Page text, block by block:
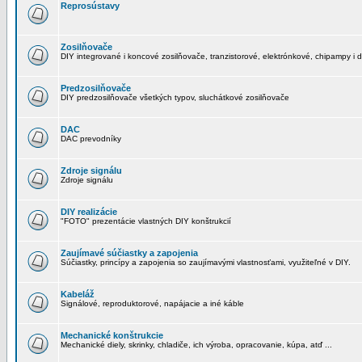
Reprosústavy
Zosilňovače
DIY integrované i koncové zosilňovače, tranzistorové, elektrónkové, chipampy i
Predzosilňovače
DIY predzosilňovače všetkých typov, sluchátkové zosilňovače
DAC
DAC prevodníky
Zdroje signálu
Zdroje signálu
DIY realizácie
"FOTO" prezentácie vlastných DIY konštrukcií
Zaujímavé súčiastky a zapojenia
Súčiastky, princípy a zapojenia so zaujímavými vlastnosťami, využiteľné v DIY.
Kabeláž
Signálové, reproduktorové, napájacie a iné káble
Mechanické konštrukcie
Mechanické diely, skrinky, chladiče, ich výroba, opracovanie, kúpa, atď ...